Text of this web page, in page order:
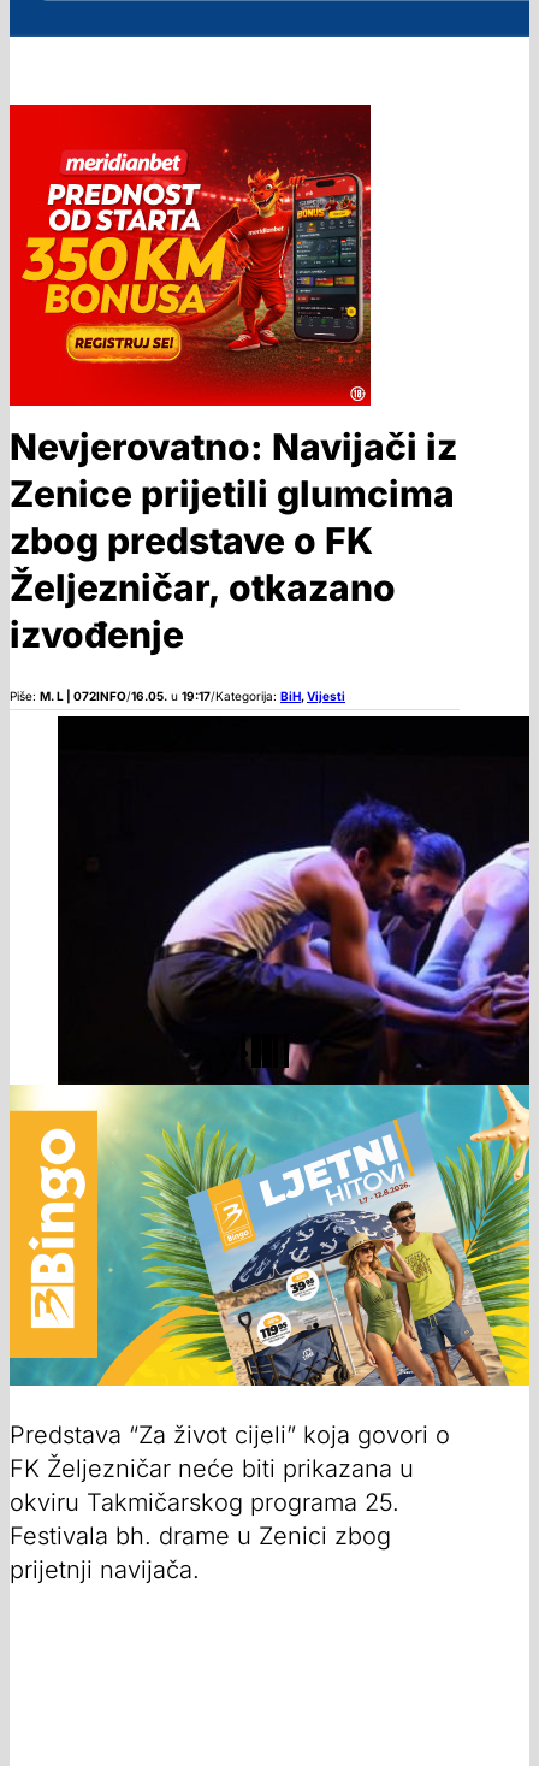
Nevjerovatno: Navijači iz
Zenice prijetili glumcima
zbog predstave o FK
Željezničar, otkazano
izvođenje
Piše: M. L | 072INFO/16.05. u 19:17/Kategorija: BiH,Vijesti
Predstava “Za život cijeli” koja govori o
FK Željezničar neće biti prikazana u
okviru Takmičarskog programa 25.
Festivala bh. drame u Zenici zbog
prijetnji navijača.